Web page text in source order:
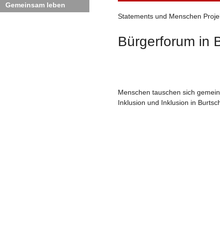
Gemeinsam leben
Statements und Menschen
Bürgerforum in
Menschen tauschen sich
Inklusion und Inklusion in